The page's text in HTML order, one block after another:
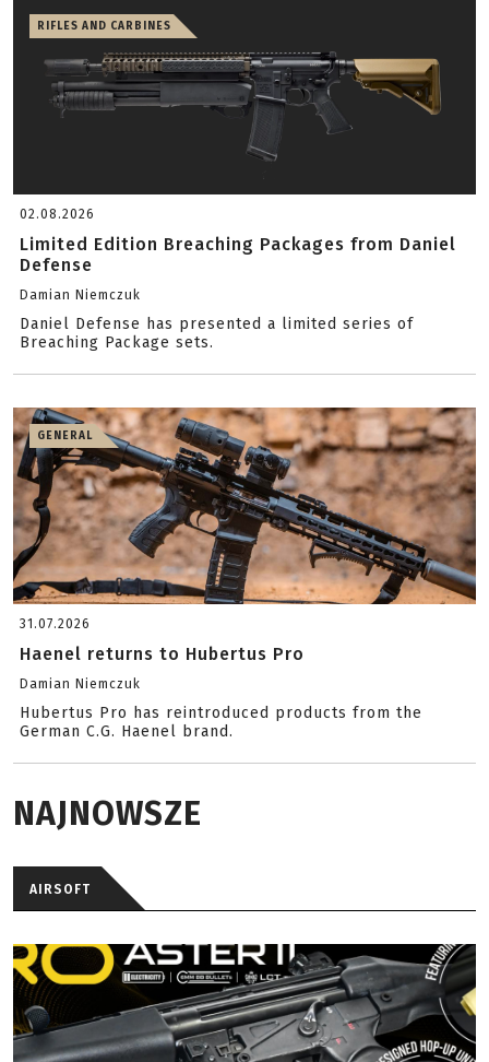
RIFLES AND CARBINES
02.08.2026
Limited Edition Breaching Packages from Daniel
Defense
Damian Niemczuk
Daniel Defense has presented a limited series of
Breaching Package sets.
GENERAL
31.07.2026
Haenel returns to Hubertus Pro
Damian Niemczuk
Hubertus Pro has reintroduced products from the
German C.G. Haenel brand.
NAJNOWSZE
AIRSOFT